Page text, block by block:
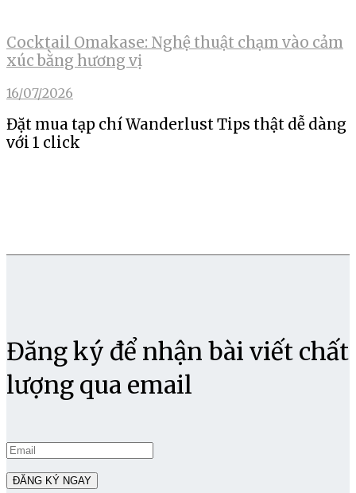
Cocktail Omakase: Nghệ thuật chạm vào cảm
xúc bằng hương vị
16/07/2026
Đặt mua tạp chí Wanderlust Tips thật dễ dàng
với 1 click
Đăng ký để nhận bài viết chất
lượng qua email